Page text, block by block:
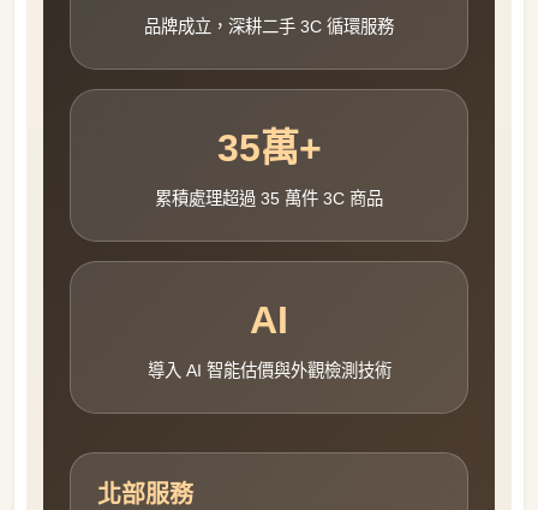
品牌成立，深耕二手 3C 循環服務
35萬+
累積處理超過 35 萬件 3C 商品
AI
導入 AI 智能估價與外觀檢測技術
北部服務